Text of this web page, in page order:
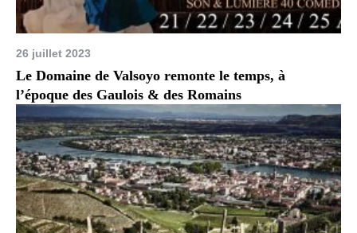
26 juillet 2023
Le Domaine de Valsoyo remonte le temps, à
l’époque des Gaulois & des Romains